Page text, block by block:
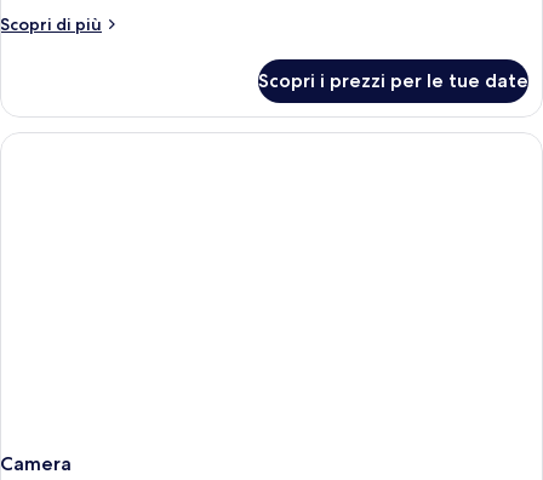
Scopri di più
Altri
Scopri i prezzi per le tue date
Camera